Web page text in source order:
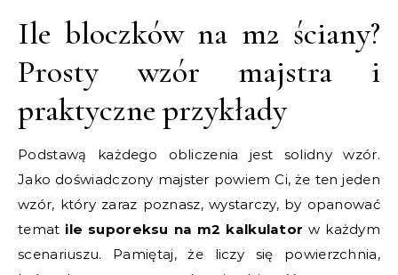
Ile bloczków na m2 ściany?
Prosty wzór majstra i
praktyczne przykłady
Podstawą każdego obliczenia jest solidny wzór.
Jako doświadczony majster powiem Ci, że ten jeden
wzór, który zaraz poznasz, wystarczy, by opanować
temat ile suporeksu na m2 kalkulator w każdym
scenariuszu. Pamiętaj, że liczy się powierzchnia,